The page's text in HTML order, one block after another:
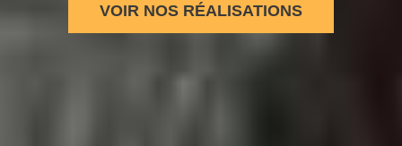
VOIR NOS RÉALISATIONS